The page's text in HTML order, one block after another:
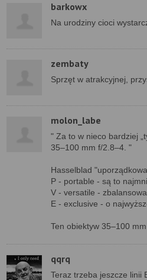
barkowx
Na urodziny cioci
zembaty
Sprzęt w atrakcyjnej,
molon_labe
" Za to w nieco bardziej
35–100 mm f/2.8–4. "
Hasselblad
P - portable - są to
V - versatile -
E - exclusive - o
Ten obiektyw 35–100
qqrq
Teraz trzeba jeszcze linii